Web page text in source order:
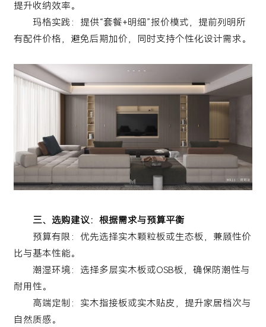
提升收纳效率。
玛格实践：提供“套餐+明细”报价模式，提前列明所
有配件价格，避免后期加价，同时支持个性化设计需求。
三、选购建议：根据需求与预算平衡
预算有限：优先选择实木颗粒板或生态板，兼顾性价
比与基本性能。
潮湿环境：选择多层实木板或OSB板，确保防潮性与
耐用性。
高端定制：实木指接板或实木贴皮，提升家居档次与
自然质感。